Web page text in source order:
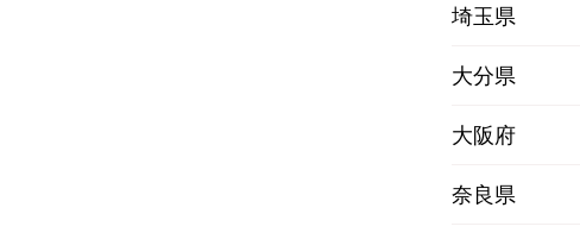
埼玉県
大分県
大阪府
奈良県